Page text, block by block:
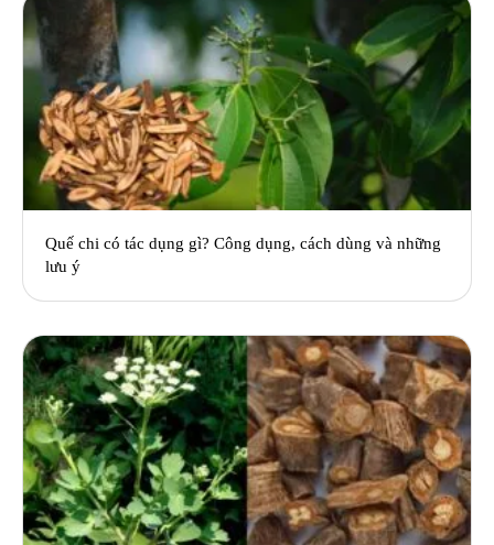
Quế chi có tác dụng gì? Công dụng, cách dùng và những
lưu ý